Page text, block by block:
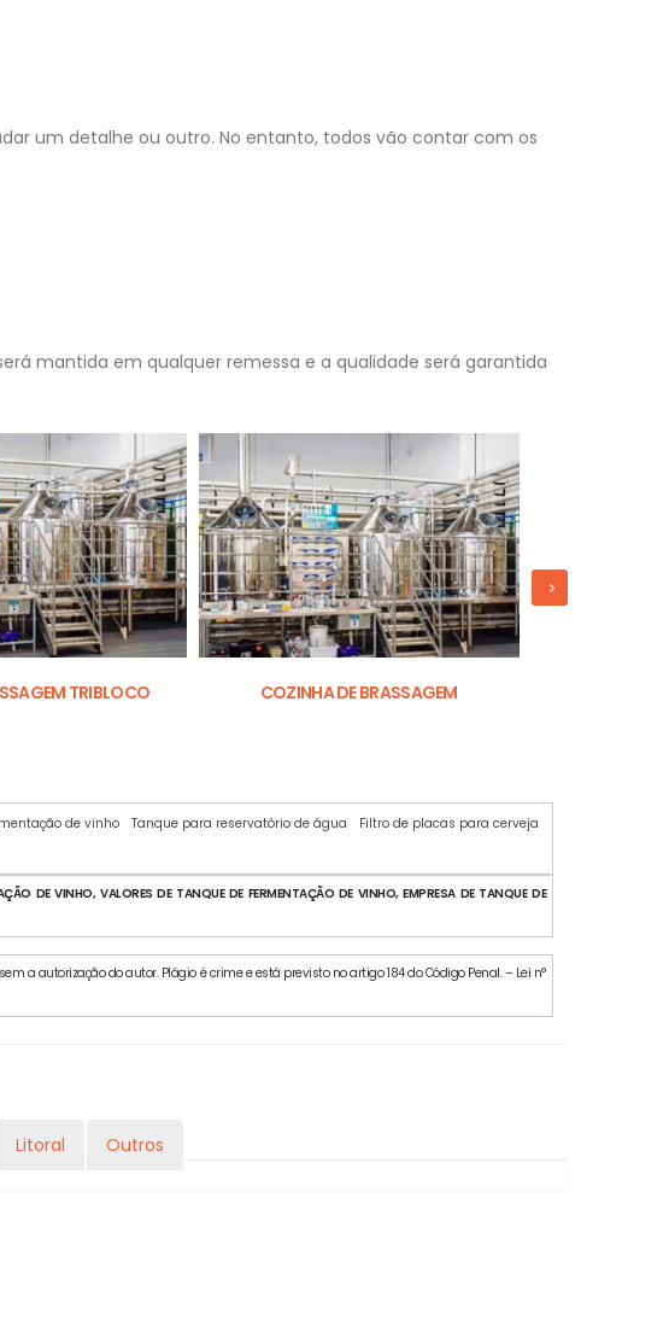
um detalhe ou outro. No entanto, todos vão contar com os
mantida em qualquer remessa e a qualidade será garantida
TRIBLOCO COZINHA DE BRASSAGEM
de vinho Tanque para reservatório de água
Filtro de placas para cerveja
DE VINHO, VALORES DE TANQUE DE FERMENTAÇÃO DE VINHO, EMPRESA DE TANQUE DE
a autorização do autor. Plágio é crime e está previsto no artigo 184 do Código Penal. – Lei n°
Litoral Outros